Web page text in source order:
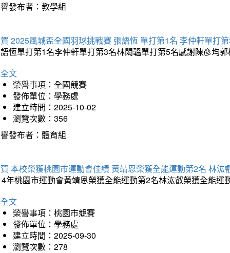
發布者：教學組
2025風城盃全國羽球挑戰賽 張語恆 單打第1名 李仲軒單打
恆單打第1名李仲軒單打第3名林閎韞單打第5名感謝陳彥均
文
榮譽事項：全國競賽
發佈單位：學務處
建立時間：2025-10-02
瀏覽次數：356
發布者：體育組
本校榮獲桃園市運動會佳績 黃靖恩榮獲全能運動第2名 林汯
年桃園市運動會黃靖恩榮獲全能運動第2名林汯叡榮獲全能運
文
榮譽事項：桃園市競賽
發佈單位：學務處
建立時間：2025-09-30
瀏覽次數：278